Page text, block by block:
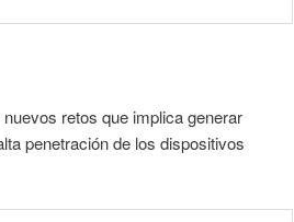
retos que implica generar
penetración de los dispositivos